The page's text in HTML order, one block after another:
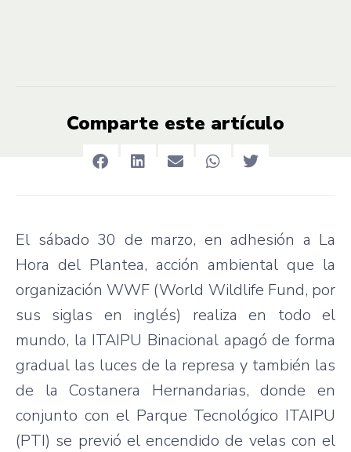
Comparte este artículo
El sábado 30 de marzo, en adhesión a La
Hora del Plantea, acción ambiental que la
organización WWF (World Wildlife Fund, por
sus siglas en inglés) realiza en todo el
mundo, la ITAIPU Binacional apagó de forma
gradual las luces de la represa y también las
de la Costanera Hernandarias, donde en
conjunto con el Parque Tecnológico ITAIPU
(PTI) se previó el encendido de velas con el